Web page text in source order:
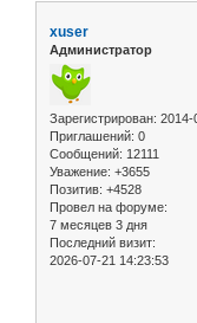
xuser
Администратор
Зарегистрирован: 2014-
Приглашений: 0
Сообщений: 12111
Уважение: +3655
Позитив: +4528
Провел на форуме:
7 месяцев 3 дня
Последний визит:
2026-07-21 14:23:53